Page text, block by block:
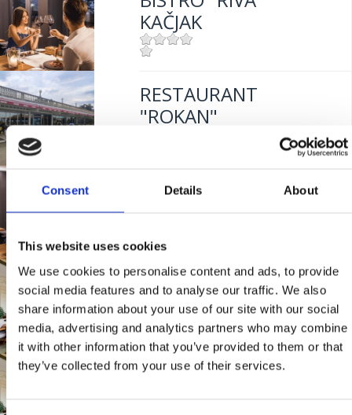
Consent Details About
This website uses cookies
We use cookies to personalise content and ads, to provide
social media features and to analyse our traffic. We also
share information about your use of our site with our social
media, advertising and analytics partners who may combine
it with other information that you’ve provided to them or that
they’ve collected from your use of their services.
KAČJAK
Udaljenost od mora:
RESTAURANT
"ROKAN"
BISTRO "RIVA"
Mjesto:Mjesto: Dramalj
Udaljenost od mora:10 m
RESTAURANT
"FERAL"
Mjesto:Mjesto: Jadranovo
RESTAVRACIJA